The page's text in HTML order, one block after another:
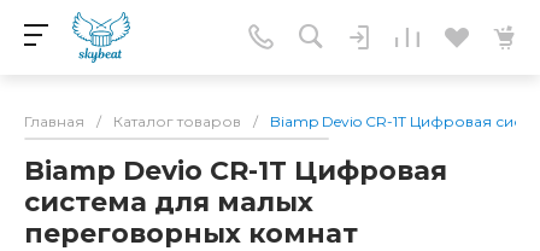
Главная / Каталог товаров / Biamp Devio CR-1T Цифровая
Biamp Devio CR-1T Цифровая
система для малых
переговорных комнат